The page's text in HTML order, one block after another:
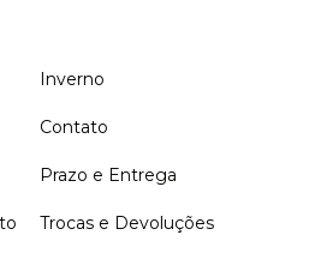
Inverno
Contato
Prazo e Entrega
Trocas e Devoluções